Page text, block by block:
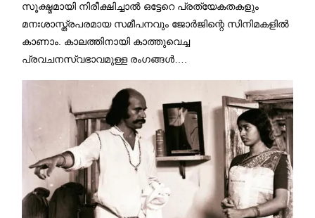
സൂക്ഷ്മമായി നിരീക്ഷിച്ചാൽ ഒട്ടേറെ പ്രത്യേകതകളും
മനഃശാസ്ത്രപരമായ സമീപനവും ജോർജിന്റെ സിനിമകളിൽ
കാണാം. കാലത്തിനായി കാത്തുവെച്ച
പ്രവചനസ്വഭാവമുള്ള രംഗങ്ങൾ….